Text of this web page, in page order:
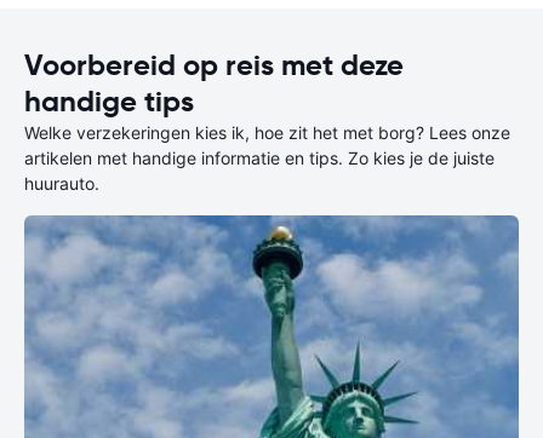
Voorbereid op reis met deze
handige tips
Welke verzekeringen kies ik, hoe zit het met borg? Lees onze
artikelen met handige informatie en tips. Zo kies je de juiste
huurauto.